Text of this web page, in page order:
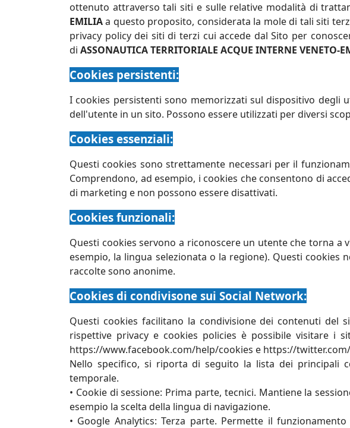
ottenuto attraverso tali siti e sulle relative modalità di
EMILIAa questo proposito, considerata la mole di tali siti
privacy policy dei siti di terzi cui accede dal Sito per
di ASSONAUTICA TERRITORIALE ACQUE INTERNE VENETO-
Cookies persistenti:
I cookies persistenti sono memorizzati sul dispositivo degli
dell'utente in un sito. Possono essere utilizzati per diversi
Cookies essenziali:
Questi cookies sono strettamente necessari per il
Comprendono, ad esempio, i cookies che consentono di
di marketing e non possono essere disattivati.
Cookies funzionali:
Questi cookies servono a riconoscere un utente che torna
esempio, la lingua selezionata o la regione). Questi
raccolte sono anonime.
Cookies di condivisone sui Social Network:
Questi cookies facilitano la condivisione dei contenuti del
rispettive privacy e cookies policies è possibile visitare i
https://www.facebook.com/help/cookies e https://
Nello specifico, si riporta di seguito la lista dei principali
temporale.
• Cookie di sessione: Prima parte, tecnici. Mantiene la
esempio la scelta della lingua di navigazione.
• Google Analytics: Terza parte. Permette il